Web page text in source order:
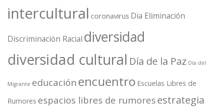
intercultural coronavirus Dia Eliminación
Discriminación Racial diversidad
diversidad cultural Día de la Paz Día del
Migrante educaciónencuentro Escuelas Libres de
Rumores espacios libres de rumores estrategia